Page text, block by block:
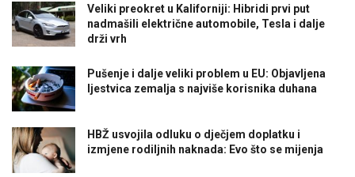
Veliki preokret u Kaliforniji: Hibridi prvi put
nadmašili električne automobile, Tesla i dalje
drži vrh
Pušenje i dalje veliki problem u EU: Objavljena
ljestvica zemalja s najviše korisnika duhana
HBŽ usvojila odluku o dječjem doplatku i
izmjene rodiljnih naknada: Evo što se mijenja